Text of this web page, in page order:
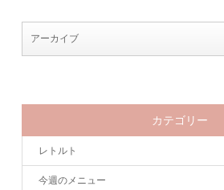
カテゴリー
レトルト
今週のメニュー